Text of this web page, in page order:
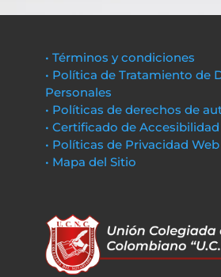
• Términos y condiciones
• Política de Tratamiento de
Personales
• Políticas de derechos de
• Certificado de Accesibilidad
• Políticas de Privacidad Web
• Mapa del Sitio